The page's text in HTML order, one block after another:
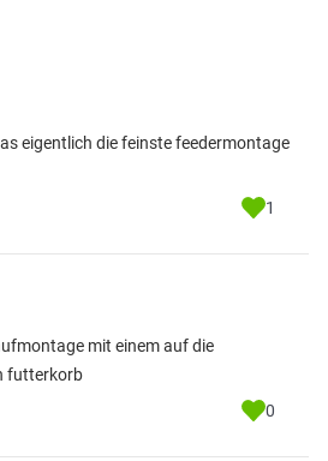
eigentlich die feinste feedermontage
1
mit einem auf die
futterkorb
0